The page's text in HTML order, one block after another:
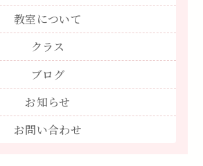
教室について
クラス
ブログ
お知らせ
お問い合わせ